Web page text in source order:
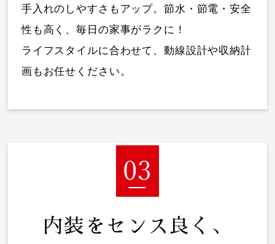
手入れのしやすさもアップ。節水・節電・安全
性も高く、毎日の家事がラクに！
ライフスタイルに合わせて、動線設計や収納計
画もお任せください。
内装をセンス良く、